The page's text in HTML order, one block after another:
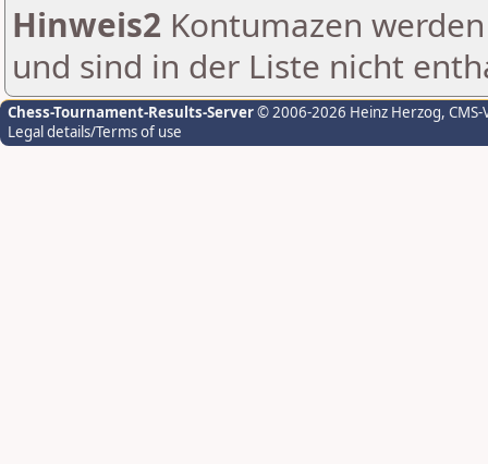
Hinweis2 Kontumazen
und sind in der Liste nicht
Chess-Tournament-Results-Server© 2006-2026 Heinz Herzog,
Legal details/Terms of use